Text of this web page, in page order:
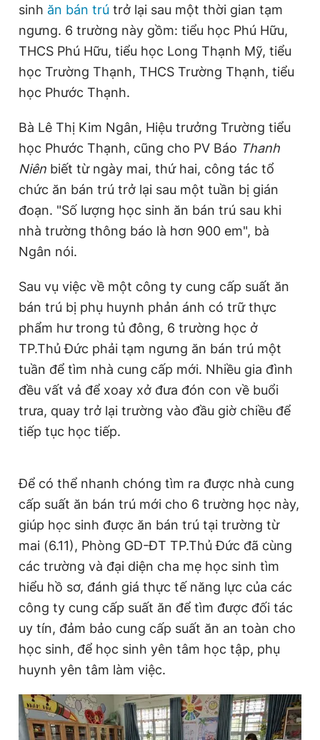
0906 645 777 0908 780 404
Đặt báo Quảng cáo RSS Tòa soạn Chính sách bảo
Tổng biên tập: Nguyễn Ngọc Toàn
Phó tổng biên tập thường trực: Hải Thành
Phó tổng biên tập: Lâm Hiếu Dũng
Tổng thư ký tòa soạn: Đức Trung
Giấy phép xuất bản số 110/GP - BTTTT cấp ngày 24.3.2020
© 2003-2026 Bản quyền thuộc về Báo Thanh Niên. Cấm sao
chép dưới mọi hình thức nếu không có sự chấp thuận bằng văn
bản. Phát triển bởi ePi Technologies, JSC.
sinh ăn bán trú trở lại sau một thời gian tạm
ngưng. 6 trường này gồm: tiểu học Phú Hữu,
THCS Phú Hữu, tiểu học Long Thạnh Mỹ, tiểu
học Trường Thạnh, THCS Trường Thạnh, tiểu
học Phước Thạnh.
Bà Lê Thị Kim Ngân, Hiệu trưởng Trường tiểu
học Phước Thạnh, cũng cho PV Báo Thanh
Niên biết từ ngày mai, thứ hai, công tác tổ
chức ăn bán trú trở lại sau một tuần bị gián
đoạn. "Số lượng học sinh ăn bán trú sau khi
nhà trường thông báo là hơn 900 em", bà
Ngân nói.
Sau vụ việc về một công ty cung cấp suất ăn
bán trú bị phụ huynh phản ánh có trữ thực
phẩm hư trong tủ đông, 6 trường học ở
TP.Thủ Đức phải tạm ngưng ăn bán trú một
tuần để tìm nhà cung cấp mới. Nhiều gia đình
đều vất vả để xoay xở đưa đón con về buổi
trưa, quay trở lại trường vào đầu giờ chiều để
tiếp tục học tiếp.
Để có thể nhanh chóng tìm ra được nhà cung
cấp suất ăn bán trú mới cho 6 trường học này,
giúp học sinh được ăn bán trú tại trường từ
mai (6.11), Phòng GD-ĐT TP.Thủ Đức đã cùng
các trường và đại diện cha mẹ học sinh tìm
hiểu hồ sơ, đánh giá thực tế năng lực của các
công ty cung cấp suất ăn để tìm được đối tác
uy tín, đảm bảo cung cấp suất ăn an toàn cho
học sinh, để học sinh yên tâm học tập, phụ
huynh yên tâm làm việc.